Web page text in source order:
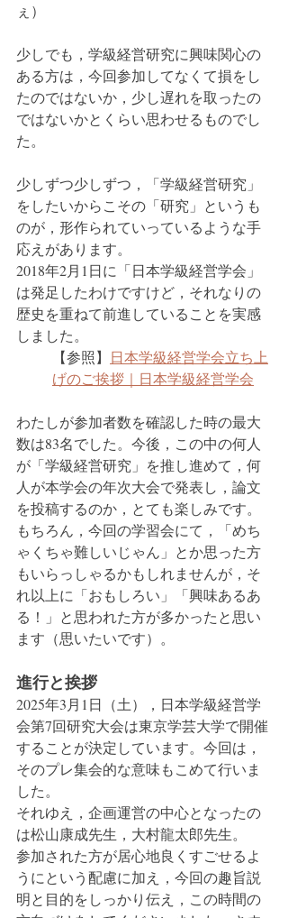
ぇ）
少しでも，学級経営研究に興味関心の
ある方は，今回参加してなくて損をし
たのではないか，少し遅れを取ったの
ではないかとくらい思わせるものでし
た。
少しずつ少しずつ，「学級経営研究」
をしたいからこその「研究」というも
のが，形作られていっているような手
応えがあります。
2018年2月1日に「日本学級経営学会」
は発足したわけですけど，それなりの
歴史を重ねて前進していることを実感
しました。
【参照】 日本学級経営学会立ち上
げのご挨拶｜日本学級経営学会
わたしが参加者数を確認した時の最大
数は83名でした。今後，この中の何人
が「学級経営研究」を推し進めて，何
人が本学会の年次大会で発表し，論文
を投稿するのか，とても楽しみです。
もちろん，今回の学習会にて，「めち
ゃくちゃ難しいじゃん」とか思った方
もいらっしゃるかもしれませんが，そ
れ以上に「おもしろい」「興味あるあ
る！」と思われた方が多かったと思い
ます（思いたいです）。
進行と挨拶
2025年3月1日（土），日本学級経営学
会第7回研究大会は東京学芸大学で開催
することが決定しています。今回は，
そのプレ集会的な意味もこめて行いま
した。
それゆえ，企画運営の中心となったの
は松山康成先生，大村龍太郎先生。
参加された方が居心地良くすごせるよ
うにという配慮に加え，今回の趣旨説
明と目的をしっかり伝え，この時間の